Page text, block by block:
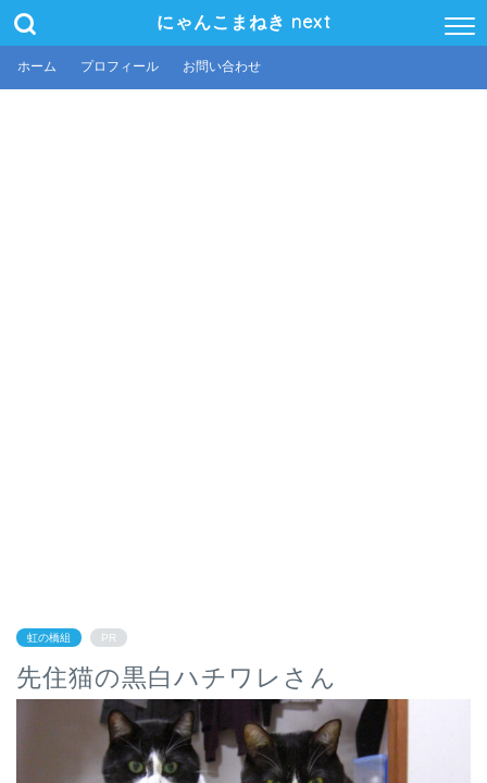
にゃんこまねき next
ホーム プロフィール お問い合わせ
虹の橋組 PR
先住猫の黒白ハチワレさん